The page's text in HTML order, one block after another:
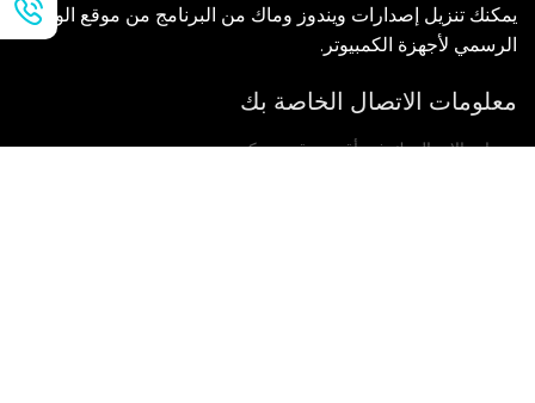
يمكنك تنزيل إصدارات ويندوز وماك من البرنامج من موقع الويب
الرسمي لأجهزة الكمبيوتر.
معلومات الاتصال الخاصة بك
سنعاود الاتصال بك في أقرب وقت ممكن.